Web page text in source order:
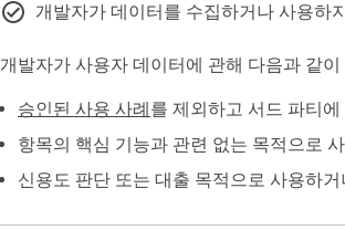
개발자가 데이터를 수집하거나 사용하
개발자가 사용자 데이터에 관해 다음과 같
승인된 사용 사례 를 제외하고 서드 파티
항목의 핵심 기능과 관련 없는 목적으로
신용도 판단 또는 대출 목적으로 사용하